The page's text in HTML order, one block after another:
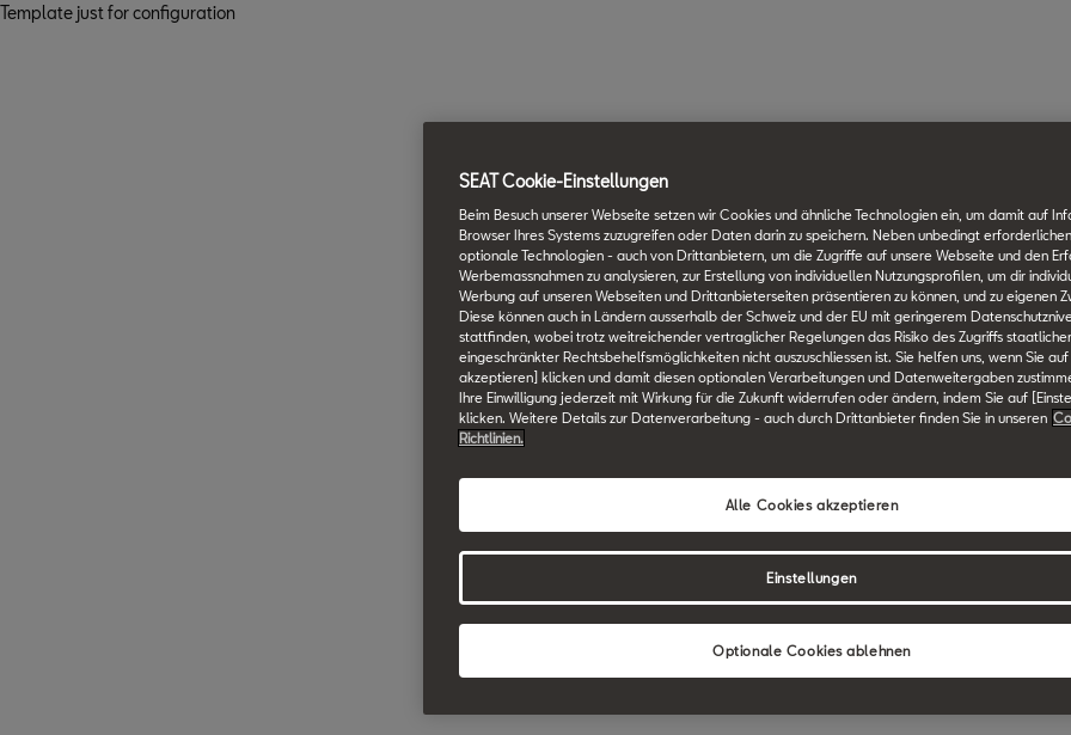
Template just for configuration
SEAT Cookie-Einstellungen
Beim Besuch unserer Webseite setzen wir Cookies und ähnliche Technologien ein, um damit auf
Browser Ihres Systems zuzugreifen oder Daten darin zu speichern. Neben unbedingt
optionale Technologien - auch von Drittanbietern, um die Zugriffe auf unsere Webseite und den
Werbemassnahmen zu analysieren, zur Erstellung von individuellen Nutzungsprofilen, um dir
Werbung auf unseren Webseiten und Drittanbieterseiten präsentieren zu können, und zu eigenen
Diese können auch in Ländern ausserhalb der Schweiz und der EU mit geringerem
stattfinden, wobei trotz weitreichender vertraglicher Regelungen das Risiko des Zugriffs
eingeschränkter Rechtsbehelfsmöglichkeiten nicht auszuschliessen ist. Sie helfen uns, wenn Sie
akzeptieren] klicken und damit diesen optionalen Verarbeitungen und Datenweitergaben
Ihre Einwilligung jederzeit mit Wirkung für die Zukunft widerrufen oder ändern, indem Sie auf
klicken. Weitere Details zur Datenverarbeitung - auch durch Drittanbieter finden Sie in unseren
Richtlinien.
Optionale Cookies ablehnen
Alle Cookies akzeptieren
Einstellungen